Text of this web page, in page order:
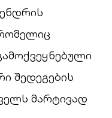
შედეგების
მარტივად